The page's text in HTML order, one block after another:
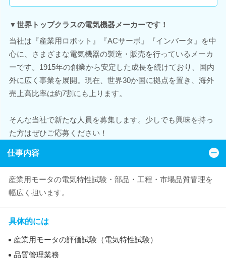
▼世界トップクラスの電気機器メーカーです！
当社は『産業用ロボット』『ACサーボ』『インバータ』を中
心に、さまざまな電気機器の製造・販売を行っているメーカ
ーです。1915年の創業から安定した成長を続けており、国内
外に広く事業を展開。現在、世界30か国に拠点を置き、海外
売上高比率は約7割にも上ります。
そんな当社で新たな人員を募集します。少しでも興味を持っ
た方はぜひご応募ください！
仕事内容
産業用モータの電気特性試験・部品・工程・市場品質管理を
幅広く担います。
具体的には
産業用モータの評価試験（電気特性試験）
品質管理業務